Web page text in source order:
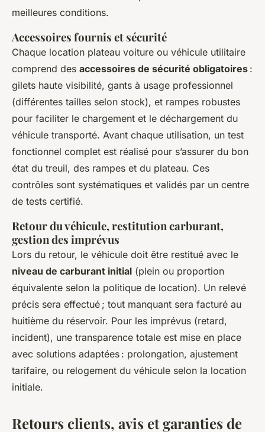
meilleures conditions.
Accessoires fournis et sécurité
Chaque location plateau voiture ou véhicule utilitaire
comprend des accessoires de sécurité obligatoires :
gilets haute visibilité, gants à usage professionnel
(différentes tailles selon stock), et rampes robustes
pour faciliter le chargement et le déchargement du
véhicule transporté. Avant chaque utilisation, un test
fonctionnel complet est réalisé pour s’assurer du bon
état du treuil, des rampes et du plateau. Ces
contrôles sont systématiques et validés par un centre
de tests certifié.
Retour du véhicule, restitution carburant,
gestion des imprévus
Lors du retour, le véhicule doit être restitué avec le
niveau de carburant initial (plein ou proportion
équivalente selon la politique de location). Un relevé
précis sera effectué ; tout manquant sera facturé au
huitième du réservoir. Pour les imprévus (retard,
incident), une transparence totale est mise en place
avec solutions adaptées : prolongation, ajustement
tarifaire, ou relogement du véhicule selon la location
initiale.
Retours clients, avis et garanties de